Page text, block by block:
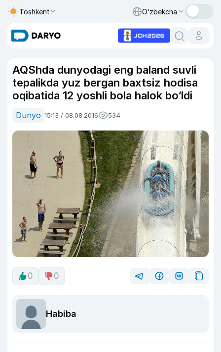
Toshkent O‘zbekcha
AQShda dunyodagi eng baland suvli
tepalikda yuz bergan baxtsiz hodisa
oqibatida 12 yoshli bola halok bo‘ldi
Dunyo 15:13 / 08.08.2016 534
0 0
Habiba